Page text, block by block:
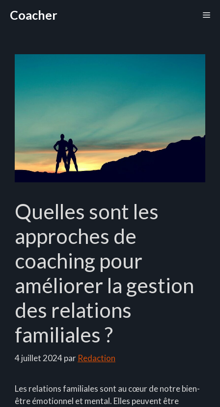
Coacher
Quelles sont les
approches de
coaching pour
améliorer la gestion
des relations
familiales ?
4 juillet 2024par Redaction
Les relations familiales sont au cœur de notre bien-
être émotionnel et mental. Elles peuvent être